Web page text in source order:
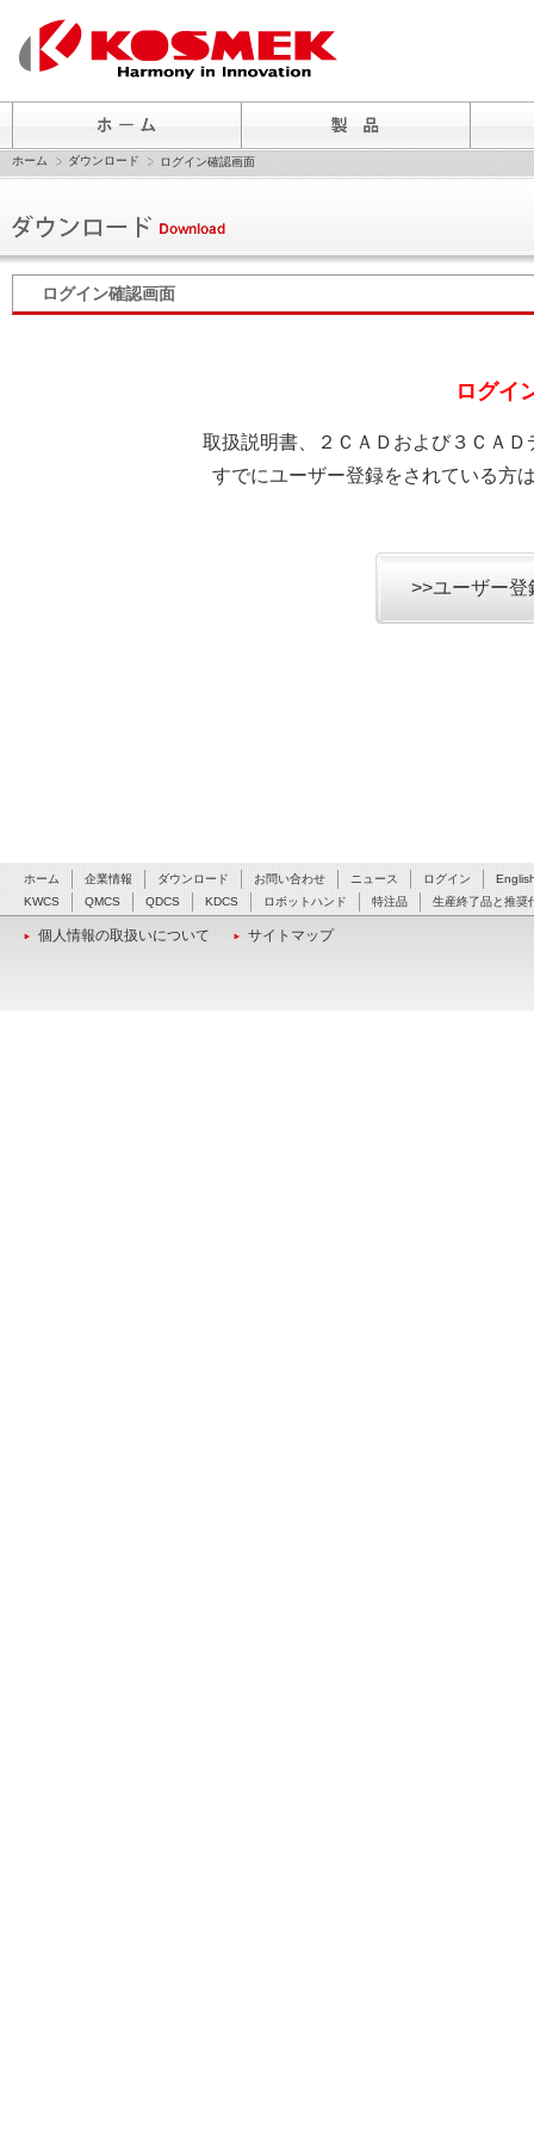
ホーム ダウンロード ログイン確認画面
ログイン確認画面
ログイ
取扱説明書、２ＣＡＤおよび３ＣＡ
すでにユーザー登録をされている方
>>ユーザー
ホーム 企業情報 ダウンロード お問い合わせ ニュース ログイン
KWCS
QMCS QDCS KDCS ロボットハンド 特注品 生産終了品と推奨
個人情報の取扱いについて サイトマップ